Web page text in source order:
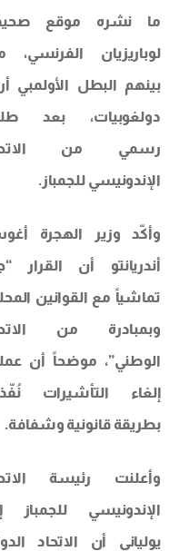
ما نشره موقع صحيفة
لوباريزيان الفرنسي، من
بينهم البطل الأولمبي أرتِم
دولغوبيات، بعد طلب
رسمي من الاتحاد
الإندونيسي للجمباز.
وأكّد وزير الهجرة أغوس
أندريانتو أن القرار “جاء
تماشياً مع القوانين المحلية
وبمبادرة من الاتحاد
الوطني”، موضحاً أن عملية
إلغاء التأشيرات نُفّذت
بطريقة قانونية وشفافة.
وأعلنت رئيسة الاتحاد
الإندونيسي للجمباز إيتا
يولياني أن الاتحاد الدولي